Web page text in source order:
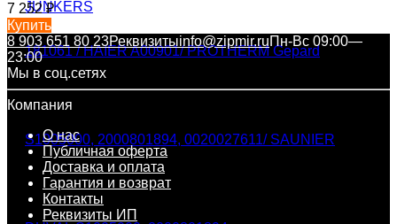
7 252₽
Купить
8 903 651 80 23Реквизитыinfo@zipmir.ruПн-Вс 09:00—
23:00
Мы в соц.сетях
Компания
О нас
Публичная оферта
Доставка и оплата
Гарантия и возврат
Контакты
Реквизиты ИП